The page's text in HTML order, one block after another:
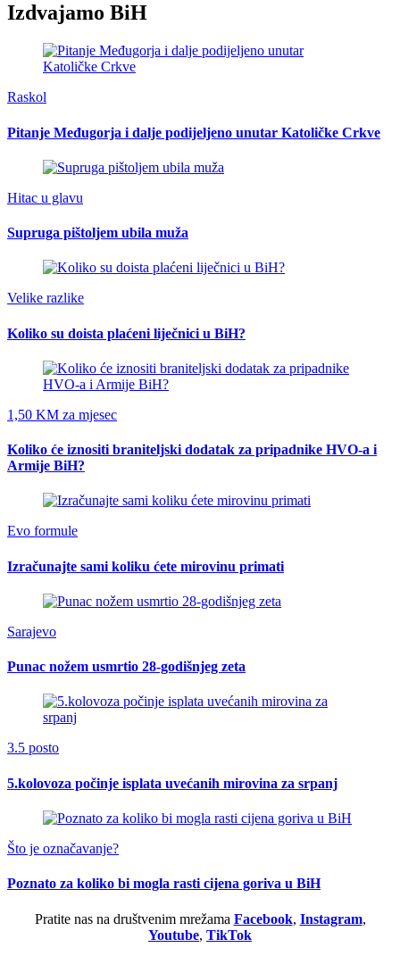
Izdvajamo BiH
Raskol
Pitanje Međugorja i dalje podijeljeno unutar Katoličke Crkve
Hitac u glavu
Supruga pištoljem ubila muža
Velike razlike
Koliko su doista plaćeni liječnici u BiH?
1,50 KM za mjesec
Koliko će iznositi braniteljski dodatak za pripadnike HVO-a i
Armije BiH?
Evo formule
Izračunajte sami koliku ćete mirovinu primati
Sarajevo
Punac nožem usmrtio 28-godišnjeg zeta
3.5 posto
5.kolovoza počinje isplata uvećanih mirovina za srpanj
Što je označavanje?
Poznato za koliko bi mogla rasti cijena goriva u BiH
Pratite nas na društvenim mrežama Facebook, Instagram,
Youtube, TikTok